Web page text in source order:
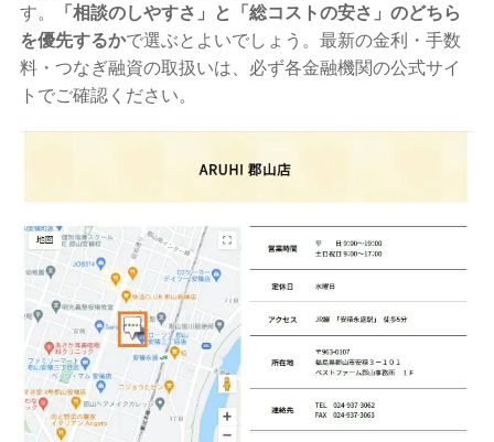
す。
「相談のしやすさ」と「総コストの安さ」のどちら
を優先するかで選ぶとよいでしょう。最新の金利・手数
料・つなぎ融資の取扱いは、必ず各金融機関の公式サイ
トでご確認ください。